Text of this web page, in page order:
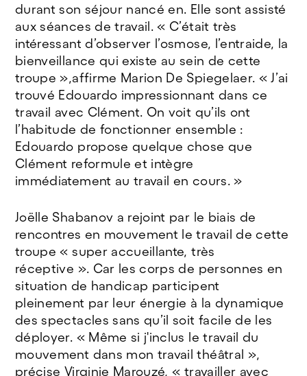
durant son séjour nancé en. Elle sont assisté
aux séances de travail. « C’était très
intéressant d’observer l’osmose, l’entraide, la
bienveillance qui existe au sein de cette
troupe »,affirme Marion De Spiegelaer. « J’ai
trouvé Edouardo impressionnant dans ce
travail avec Clément. On voit qu’ils ont
l’habitude de fonctionner ensemble :
Edouardo propose quelque chose que
Clément reformule et intègre
immédiatement au travail en cours. »
Joëlle Shabanov a rejoint par le biais de
rencontres en mouvement le travail de cette
troupe « super accueillante, très
réceptive ». Car les corps de personnes en
situation de handicap participent
pleinement par leur énergie à la dynamique
des spectacles sans qu’il soit facile de les
déployer. « Même si j'inclus le travail du
mouvement dans mon travail théâtral »,
précise Virginie Marouzé, « travailler avec